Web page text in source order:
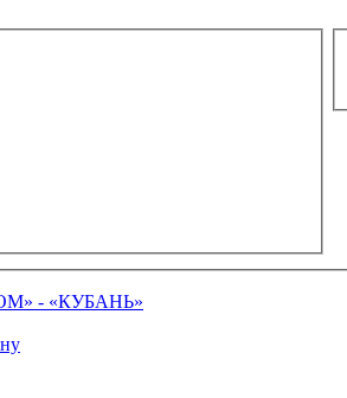
- «КУБАНЬ»